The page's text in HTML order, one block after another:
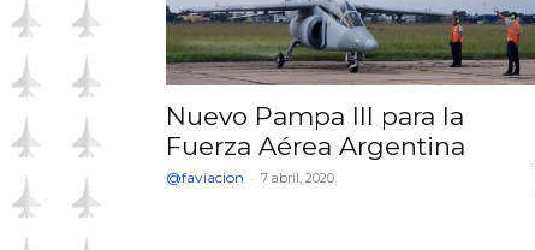
Nuevo Pampa III para la
Fuerza Aérea Argentina
@faviacion - 7 abril, 2020